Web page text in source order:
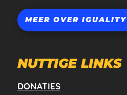
MEER OVER IGUALITY
NUTTIGE LINKS
DONATIES